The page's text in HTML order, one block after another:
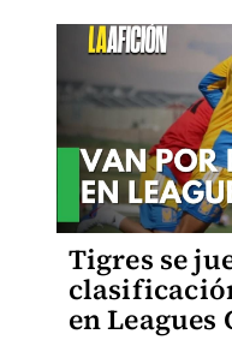
Tigres se
en Leagues